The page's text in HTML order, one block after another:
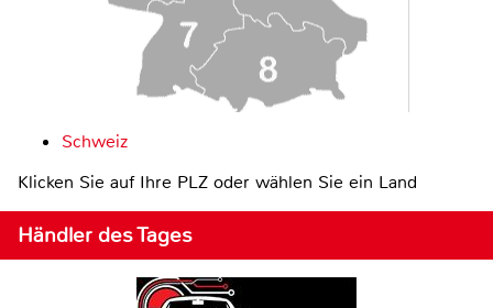
Schweiz
Klicken Sie auf Ihre PLZ oder wählen Sie ein Land
Händler des Tages